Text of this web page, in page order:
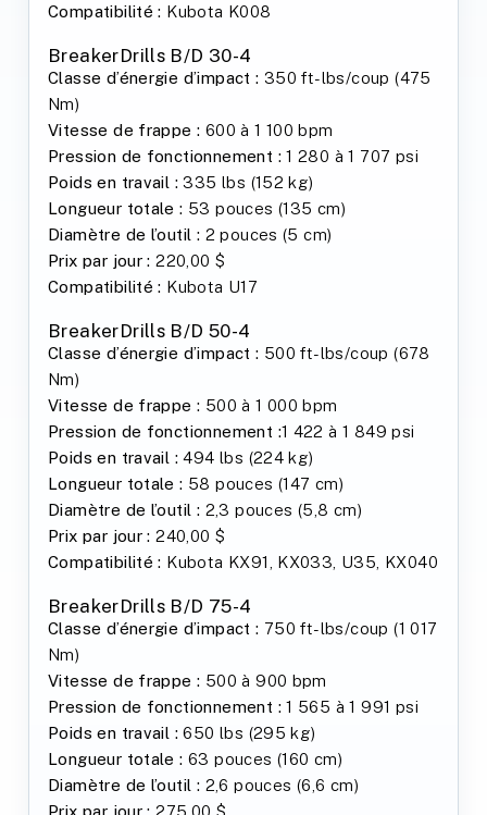
Compatibilité : Kubota K008
BreakerDrills B/D 30-4
Classe d’énergie d’impact : 350 ft-lbs/coup (475
Nm)
Vitesse de frappe : 600 à 1 100 bpm
Pression de fonctionnement :1 280 à 1 707 psi
Poids en travail : 335 lbs (152 kg)
Longueur totale : 53 pouces (135 cm)
Diamètre de l’outil : 2 pouces (5 cm)
Prix par jour : 220,00 $
Compatibilité : Kubota U17
BreakerDrills B/D 50-4
Classe d’énergie d’impact : 500 ft-lbs/coup (678
Nm)
Vitesse de frappe : 500 à 1 000 bpm
Pression de fonctionnement :1 422 à 1 849 psi
Poids en travail : 494 lbs (224 kg)
Longueur totale : 58 pouces (147 cm)
Diamètre de l’outil : 2,3 pouces (5,8 cm)
Prix par jour : 240,00 $
Compatibilité : Kubota KX91, KX033, U35, KX040
BreakerDrills B/D 75-4
Classe d’énergie d’impact : 750 ft-lbs/coup (1 017
Nm)
Vitesse de frappe : 500 à 900 bpm
Pression de fonctionnement :1 565 à 1 991 psi
Poids en travail : 650 lbs (295 kg)
Longueur totale : 63 pouces (160 cm)
Diamètre de l’outil : 2,6 pouces (6,6 cm)
Prix par jour : 275,00 $